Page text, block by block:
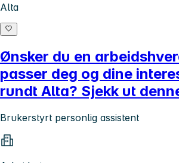
Alta
Ønsker du en
passer deg og dine
rundt Alta? Sjekk ut
Brukerstyrt personlig assistent